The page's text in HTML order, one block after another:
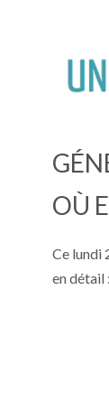
OÙ
Ce lundi
en détail